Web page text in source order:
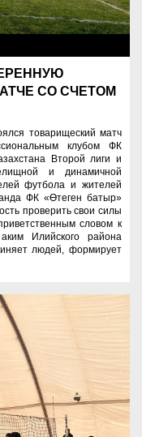
СО СЧЕТОМ
товарищеский матч
клубом ФК
Второй лиги и
и динамичной
футбола и жителей
ФК «Өтеген батыр»
проверить свои силы
словом к
Илийского района
людей, формирует